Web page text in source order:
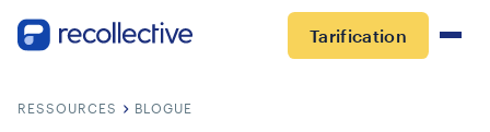
Tarification
RESSOURCES BLOGUE